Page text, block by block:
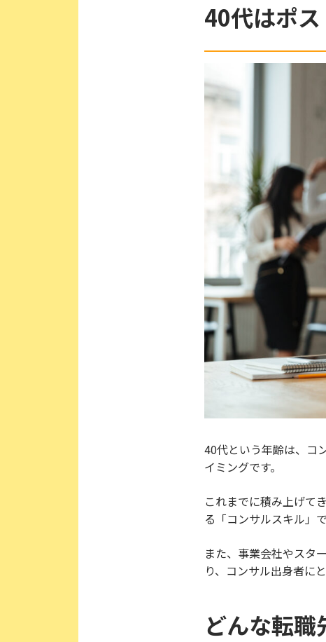
40代はポ
40代という年齢は、コ
イミングです。
これまでに積み上げて
る「コンサルスキル」
また、事業会社やスタ
り、コンサル出身者に
どんな転